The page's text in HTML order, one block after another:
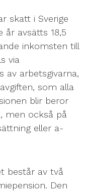
skatt i Sverige
år avsätts 18,5
inkomsten till
via
av arbetsgivarna,
som alla
blir beror
men också på
eller a-
består av två
Den